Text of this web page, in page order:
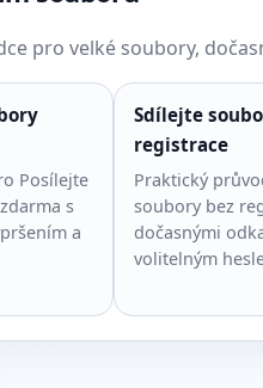
pro velké soubory,
Posílejte
s
a
Sdílejte
registrace
Praktický
soubory bez
dočasnými
volitelným